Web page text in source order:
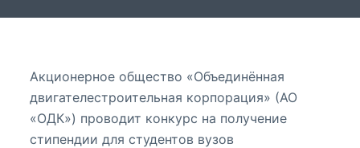
Акционерное общество «Объединённая
двигателестроительная корпорация» (АО
«ОДК») проводит конкурс на получение
стипендии для студентов вузов